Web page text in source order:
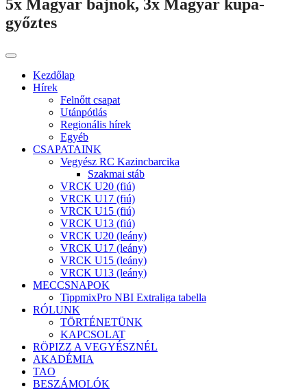
5x Magyar bajnok, 3x Magyar kupa-
győztes
Kezdőlap
Hírek
Felnőtt csapat
Utánpótlás
Regionális hírek
Egyéb
CSAPATAINK
Vegyész RC Kazincbarcika
Szakmai stáb
VRCK U20 (fiú)
VRCK U17 (fiú)
VRCK U15 (fiú)
VRCK U13 (fiú)
VRCK U20 (leány)
VRCK U17 (leány)
VRCK U15 (leány)
VRCK U13 (leány)
MECCSNAPOK
TippmixPro NBI Extraliga tabella
RÓLUNK
TÖRTÉNETÜNK
KAPCSOLAT
RÖPIZZ A VEGYÉSZNÉL
AKADÉMIA
TAO
BESZÁMOLÓK